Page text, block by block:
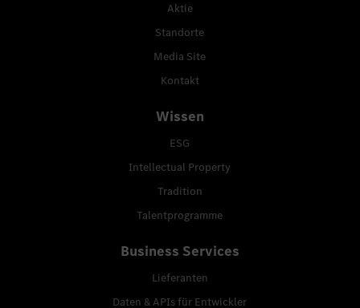
Aktie
Standorte
Media Site
Kontakt
Wissen
ESG
Intellectual Property
Tradition
Talentprogramme
Business Services
Lieferanten
Daten & APIs für Entwickler